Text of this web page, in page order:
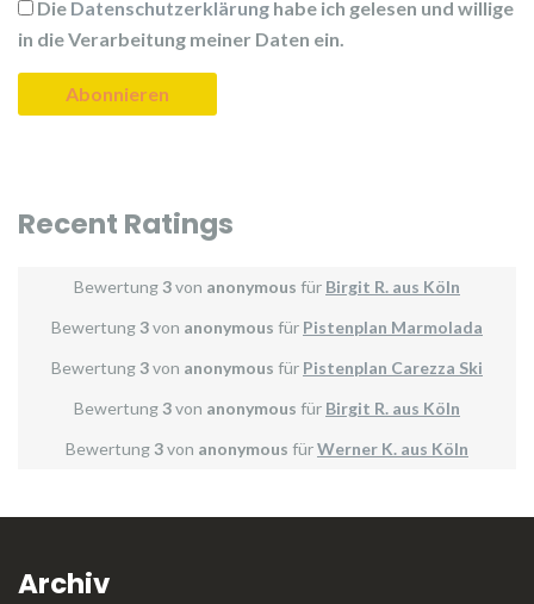
Die Datenschutzerklärung habe ich gelesen und willige
in die Verarbeitung meiner Daten ein.
Recent Ratings
Bewertung 3von anonymous für Birgit R. aus Köln
Bewertung 3von anonymous für Pistenplan Marmolada
Bewertung 3von anonymous für Pistenplan Carezza Ski
Bewertung 3von anonymous für Birgit R. aus Köln
Bewertung 3von anonymous fürWerner K. aus Köln
Archiv